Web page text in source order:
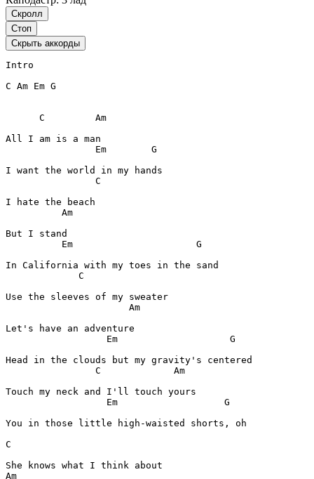
Скролл
Стоп
Скрыть аккорды
Intro
C Am Em G
C
Am
Em
G
C
Am
Em
G
C
Am
Em
G
C
Am
Em
G
You in those little high-waisted shorts, oh
C
Am